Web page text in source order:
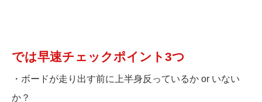
では早速チェックポイント3つ
・ボードが走り出す前に上半身反っているか or いない
か？